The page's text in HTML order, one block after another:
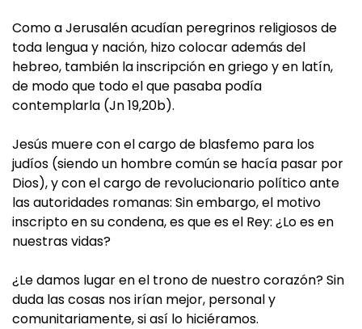
Como a Jerusalén acudían peregrinos religiosos de
toda lengua y nación, hizo colocar además del
hebreo, también la inscripción en griego y en latín,
de modo que todo el que pasaba podía
contemplarla (Jn 19,20b).
Jesús muere con el cargo de blasfemo para los
judíos (siendo un hombre común se hacía pasar por
Dios), y con el cargo de revolucionario político ante
las autoridades romanas: Sin embargo, el motivo
inscripto en su condena, es que es el Rey: ¿Lo es en
nuestras vidas?
¿Le damos lugar en el trono de nuestro corazón? Sin
duda las cosas nos irían mejor, personal y
comunitariamente, si así lo hiciéramos.